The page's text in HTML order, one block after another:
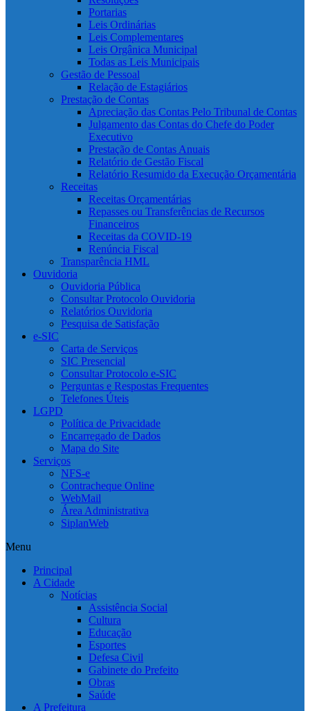
Portarias
Leis Ordinárias
Leis Complementares
Leis Orgânica Municipal
Todas as Leis Municipais
Gestão de Pessoal
Relação de Estagiários
Prestação de Contas
Apreciação das Contas Pelo Tribunal de Contas
Julgamento das Contas do Chefe do Poder
Executivo
Prestação de Contas Anuais
Relatório de Gestão Fiscal
Relatório Resumido da Execução Orçamentária
Receitas
Receitas Orçamentárias
Repasses ou Transferências de Recursos
Financeiros
Receitas da COVID-19
Renúncia Fiscal
Transparência HML
Ouvidoria
Ouvidoria Pública
Consultar Protocolo Ouvidoria
Relatórios Ouvidoria
Pesquisa de Satisfação
e-SIC
Carta de Serviços
SIC Presencial
Consultar Protocolo e-SIC
Perguntas e Respostas Frequentes
Telefones Úteis
LGPD
Política de Privacidade
Encarregado de Dados
Mapa do Site
Serviços
NFS-e
Contracheque Online
WebMail
Área Administrativa
SiplanWeb
Menu
Principal
A Cidade
Notícias
Assistência Social
Cultura
Educação
Esportes
Defesa Civil
Gabinete do Prefeito
Obras
Saúde
A Prefeitura